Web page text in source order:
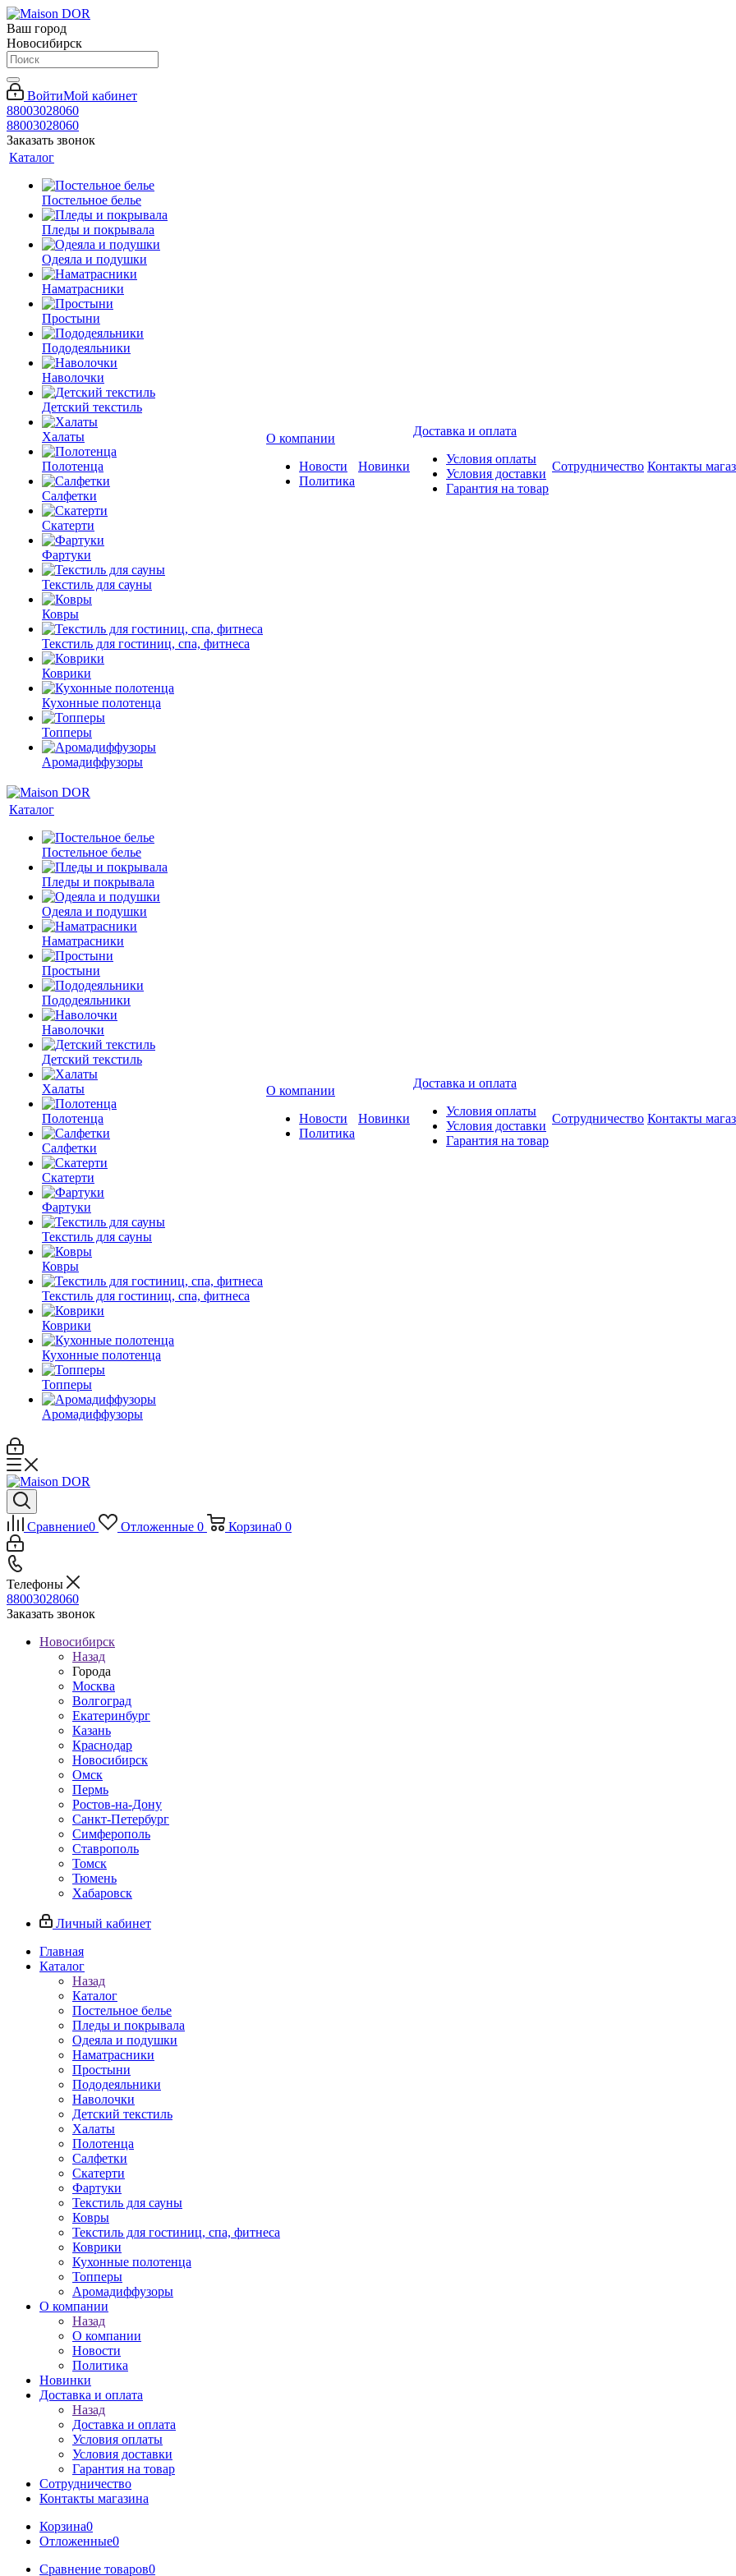
Ваш город
Новосибирск
ВойтиМой кабинет
88003028060
88003028060
Заказать звонок
Каталог
Постельное белье
Пледы и покрывала
Одеяла и подушки
Наматрасники
Простыни
Пододеяльники
Наволочки
Детский текстиль
Халаты
Полотенца
Салфетки
Скатерти
Фартуки
Текстиль для сауны
Ковры
Текстиль для гостиниц, спа, фитнеса
Коврики
Кухонные полотенца
Топперы
Аромадиффузоры
О компании
Новости
Политика
Новинки
Доставка и оплата
Условия оплаты
Условия доставки
Гарантия на товар
Сотрудничество Контакты
Каталог
Постельное белье
Пледы и покрывала
Одеяла и подушки
Наматрасники
Простыни
Пододеяльники
Наволочки
Детский текстиль
Халаты
Полотенца
Салфетки
Скатерти
Фартуки
Текстиль для сауны
Ковры
Текстиль для гостиниц, спа, фитнеса
Коврики
Кухонные полотенца
Топперы
Аромадиффузоры
О компании
Новости
Политика
Новинки
Доставка и оплата
Условия оплаты
Условия доставки
Гарантия на товар
Сотрудничество Контакты
Сравнение0 Отложенные 0 Корзина0 0
Телефоны
88003028060
Заказать звонок
Новосибирск
Назад
Города
Москва
Волгоград
Екатеринбург
Казань
Краснодар
Новосибирск
Омск
Пермь
Ростов-на-Дону
Санкт-Петербург
Симферополь
Ставрополь
Томск
Тюмень
Хабаровск
Личный кабинет
Главная
Каталог
Назад
Каталог
Постельное белье
Пледы и покрывала
Одеяла и подушки
Наматрасники
Простыни
Пододеяльники
Наволочки
Детский текстиль
Халаты
Полотенца
Салфетки
Скатерти
Фартуки
Текстиль для сауны
Ковры
Текстиль для гостиниц, спа, фитнеса
Коврики
Кухонные полотенца
Топперы
Аромадиффузоры
О компании
Назад
О компании
Новости
Политика
Новинки
Доставка и оплата
Назад
Доставка и оплата
Условия оплаты
Условия доставки
Гарантия на товар
Сотрудничество
Контакты магазина
Корзина0
Отложенные0
Сравнение товаров0